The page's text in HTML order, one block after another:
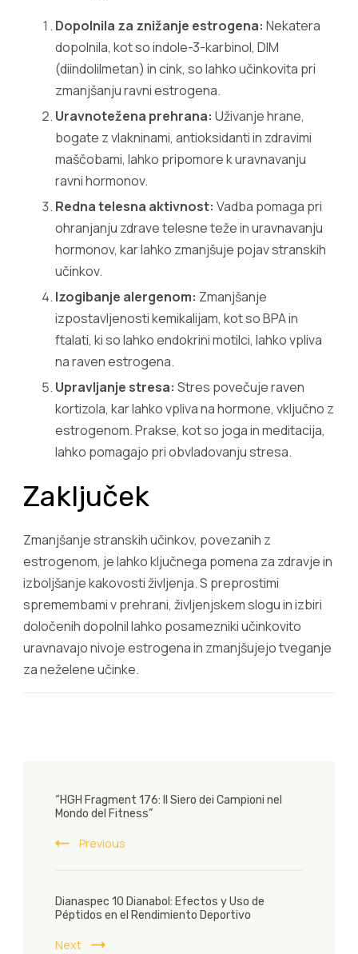
Dopolnila za znižanje estrogena: Nekatera
dopolnila, kot so indole-3-karbinol, DIM
(diindolilmetan) in cink, so lahko učinkovita pri
zmanjšanju ravni estrogena.
Uravnotežena prehrana: Uživanje hrane,
bogate z vlakninami, antioksidanti in zdravimi
maščobami, lahko pripomore k uravnavanju
ravni hormonov.
Redna telesna aktivnost: Vadba pomaga pri
ohranjanju zdrave telesne teže in uravnavanju
hormonov, kar lahko zmanjšuje pojav stranskih
učinkov.
Izogibanje alergenom: Zmanjšanje
izpostavljenosti kemikalijam, kot so BPA in
ftalati, ki so lahko endokrini motilci, lahko vpliva
na raven estrogena.
Upravljanje stresa: Stres povečuje raven
kortizola, kar lahko vpliva na hormone, vključno z
estrogenom. Prakse, kot so joga in meditacija,
lahko pomagajo pri obvladovanju stresa.
Zaključek
Zmanjšanje stranskih učinkov, povezanih z
estrogenom, je lahko ključnega pomena za zdravje in
izboljšanje kakovosti življenja. S preprostimi
spremembami v prehrani, življenjskem slogu in izbiri
določenih dopolnil lahko posamezniki učinkovito
uravnavajo nivoje estrogena in zmanjšujejo tveganje
za neželene učinke.
Navigation
“HGH Fragment 176: Il Siero dei Campioni nel
Mondo del Fitness”
Previous
Dianaspec 10 Dianabol: Efectos y Uso de
Péptidos en el Rendimiento Deportivo
Next